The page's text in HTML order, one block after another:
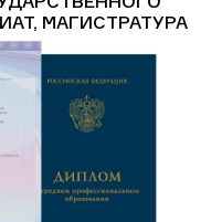
МАГИСТРАТУРА